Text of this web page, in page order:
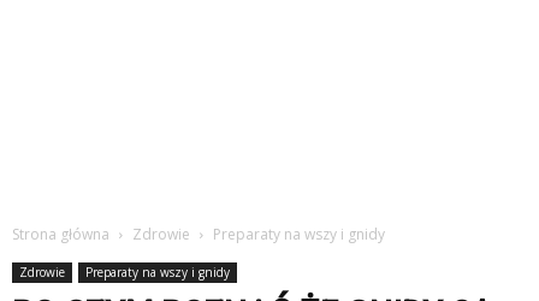
Strona główna Zdrowie Preparaty na wszy i gnidy
Zdrowie Preparaty na wszy i gnidy